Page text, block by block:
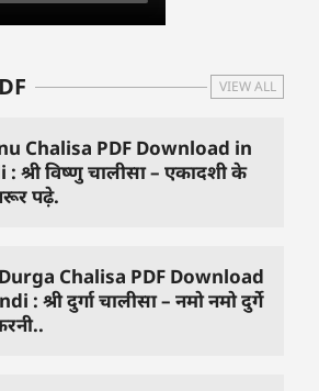
VIEW ALL
Chalisa PDF Download in
श्री विष्णु चालीसा – एकादशी के
पढ़े.
Chalisa PDF Download
: श्री दुर्गा चालीसा – नमो नमो दुर्गे